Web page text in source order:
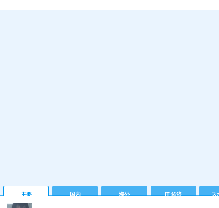
主要 国内 海外 IT 経済 ス